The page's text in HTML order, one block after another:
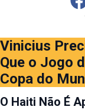
Vinicius
Que o Jogo
Copa do
O Haiti Não É